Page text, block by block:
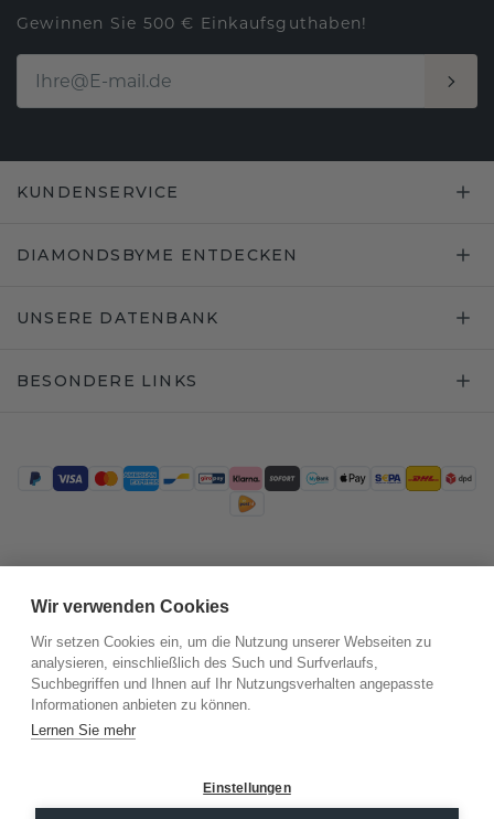
Gewinnen Sie 500 € Einkaufsguthaben!
KUNDENSERVICE
DIAMONDSBYME ENTDECKEN
UNSERE DATENBANK
BESONDERE LINKS
©2026.DiamondsByMe
Wir verwenden Cookies
Wir setzen Cookies ein, um die Nutzung unserer Webseiten zu
analysieren, einschließlich des Such und Surfverlaufs,
Suchbegriffen und Ihnen auf Ihr Nutzungsverhalten angepasste
Informationen anbieten zu können.
Lernen Sie mehr
Einstellungen